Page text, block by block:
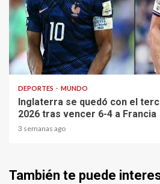
1 min read
DEPORTES MUNDO
Inglaterra se quedó con el
2026 tras vencer 6-4 a Francia
3 semanas ago
También te puede